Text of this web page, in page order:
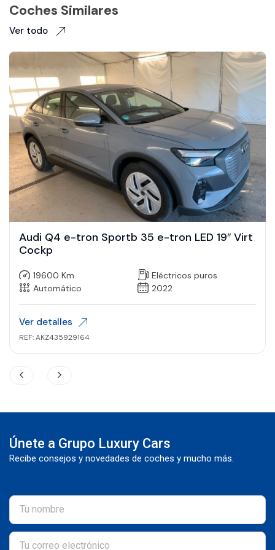
Coches Similares
Ver todo
Audi Q4 e-tron Sportb 35 e-tron LED 19″ Virt
Cockp
19600 Km
Eléctricos puros
Automático
2022
Ver detalles
REF: AKZ435929164
Únete a Grupo Luxury Cars
Recibe consejos y novedades de coches y mucho más.